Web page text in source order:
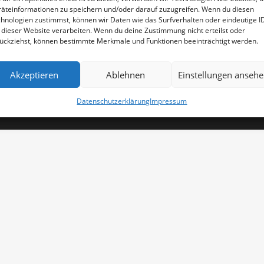
zu speichern und/oder darauf zuzugreifen. Wenn du diesen
zustimmst, können wir Daten wie das Surfverhalten oder eindeutige
Website verarbeiten. Wenn du deine Zustimmung nicht erteilst oder
können bestimmte Merkmale und Funktionen beeinträchtigt werden.
Akzeptieren Ablehnen Einstellungen
DatenschutzerklärungImpressum
wurden von FORMSPEKTRUM
Impressum
AGB